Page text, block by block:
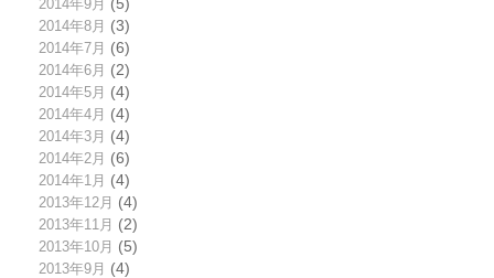
2014年9月 (5)
2014年8月 (3)
2014年7月 (6)
2014年6月 (2)
2014年5月 (4)
2014年4月 (4)
2014年3月 (4)
2014年2月 (6)
2014年1月 (4)
2013年12月 (4)
2013年11月 (2)
2013年10月 (5)
2013年9月 (4)